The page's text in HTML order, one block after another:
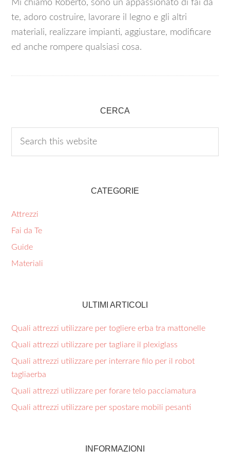
Mi chiamo Roberto, sono un appassionato di fai da
te, adoro costruire, lavorare il legno e gli altri
materiali, realizzare impianti, aggiustare, modificare
ed anche rompere qualsiasi cosa.
CERCA
CATEGORIE
Attrezzi
Fai da Te
Guide
Materiali
ULTIMI ARTICOLI
Quali attrezzi utilizzare per togliere erba tra mattonelle​
Quali attrezzi utilizzare per tagliare il plexiglass​
Quali attrezzi utilizzare per interrare filo per il robot
tagliaerba​
Quali attrezzi utilizzare per forare telo pacciamatura​
Quali attrezzi utilizzare per spostare mobili pesanti​
INFORMAZIONI